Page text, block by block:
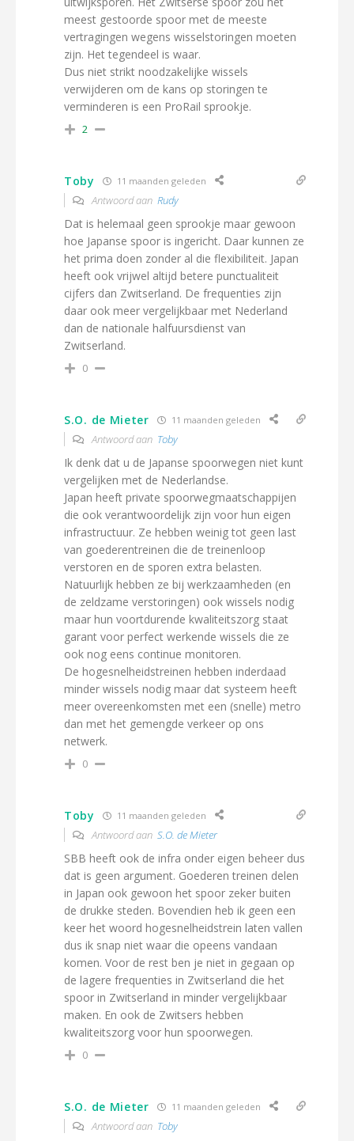
meest gestoorde spoor met de meeste
vertragingen wegens wisselstoringen moeten
zijn. Het tegendeel is waar.
Dus niet strikt noodzakelijke wissels
verwijderen om de kans op storingen te
verminderen is een ProRail sprookje.
2
Toby 11 maanden geleden
Antwoord aan Rudy
Dat is helemaal geen sprookje maar gewoon
hoe Japanse spoor is ingericht. Daar kunnen ze
het prima doen zonder al die flexibiliteit. Japan
heeft ook vrijwel altijd betere punctualiteit
cijfers dan Zwitserland. De frequenties zijn
daar ook meer vergelijkbaar met Nederland
dan de nationale halfuursdienst van
Zwitserland.
0
S.O. de Mieter 11 maanden geleden
Antwoord aan Toby
Ik denk dat u de Japanse spoorwegen niet kunt
vergelijken met de Nederlandse.
Japan heeft private spoorwegmaatschappijen
die ook verantwoordelijk zijn voor hun eigen
infrastructuur. Ze hebben weinig tot geen last
van goederentreinen die de treinenloop
verstoren en de sporen extra belasten.
Natuurlijk hebben ze bij werkzaamheden (en
de zeldzame verstoringen) ook wissels nodig
maar hun voortdurende kwaliteitszorg staat
garant voor perfect werkende wissels die ze
ook nog eens continue monitoren.
De hogesnelheidstreinen hebben inderdaad
minder wissels nodig maar dat systeem heeft
meer overeenkomsten met een (snelle) metro
dan met het gemengde verkeer op ons
netwerk.
0
Toby 11 maanden geleden
Antwoord aan S.O. de Mieter
SBB heeft ook de infra onder eigen beheer dus
dat is geen argument. Goederen treinen delen
in Japan ook gewoon het spoor zeker buiten
de drukke steden. Bovendien heb ik geen een
keer het woord hogesnelheidstrein laten vallen
dus ik snap niet waar die opeens vandaan
komen. Voor de rest ben je niet in gegaan op
de lagere frequenties in Zwitserland die het
spoor in Zwitserland in minder vergelijkbaar
maken. En ook de Zwitsers hebben
kwaliteitszorg voor hun spoorwegen.
0
S.O. de Mieter 11 maanden geleden
Antwoord aan Toby